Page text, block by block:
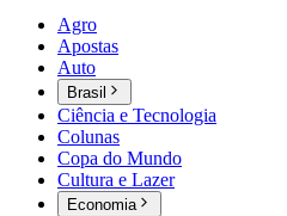
Agro
Apostas
Auto
Brasil
Ciência e Tecnologia
Colunas
Copa do Mundo
Cultura e Lazer
Economia